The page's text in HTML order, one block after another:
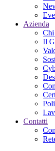
Azienda
Chi
Il
Contatti